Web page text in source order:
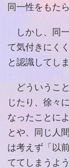
同一性をもた
しかし、同
て気付きにく
と認識してし
どういうこ
じたり、徐々
なったことに
とや、同じ人
は考えず「以
ててしまうよ